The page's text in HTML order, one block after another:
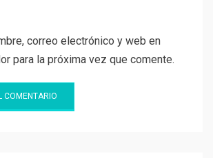
correo electrónico y web en
para la próxima vez que comente.